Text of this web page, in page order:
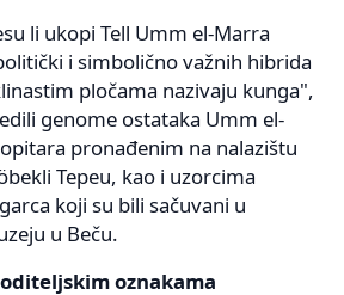
li ukopi Tell Umm el-Marra
i simbolično važnih hibrida
pločama nazivaju kunga",
genome ostataka Umm el-
pronađenim na nalazištu
Tepeu, kao i uzorcima
koji su bili sačuvani u
u Beču.
oznakama